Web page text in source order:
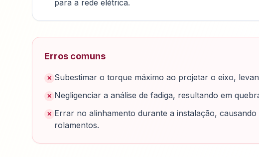
para a rede elétrica.
Erros comuns
✕ Subestimar o torque máximo ao projetar o eixo,
✕ Negligenciar a análise de fadiga, resultando em
✕ Errar no alinhamento durante a instalação, causando
rolamentos.